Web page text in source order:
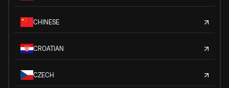
CHINESE
CROATIAN
CZECH